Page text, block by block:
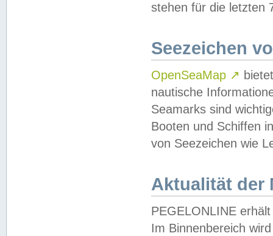
stehen für die letzten
Seezeichen
OpenSeaMap ↗
nautische
Seamarks sind
Booten und Schiffen
von Seezeichen wie
Aktualität der
PEGELONLINE
Im Binnenbereich